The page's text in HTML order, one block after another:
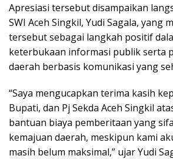
Apresiasi tersebut disampaikan
SWI Aceh Singkil, Yudi Sagala, yang
tersebut sebagai langkah positif
keterbukaan informasi publik serta
daerah berbasis komunikasi yang
“Saya mengucapkan terima kasih
Bupati, dan Pj Sekda Aceh Singkil
bantuan biaya pemberitaan yang
kemajuan daerah, meskipun kami
masih belum maksimal,” ujar Yudi